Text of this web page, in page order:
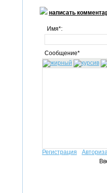
написать
Имя*:
Сообщение*
Регистрация